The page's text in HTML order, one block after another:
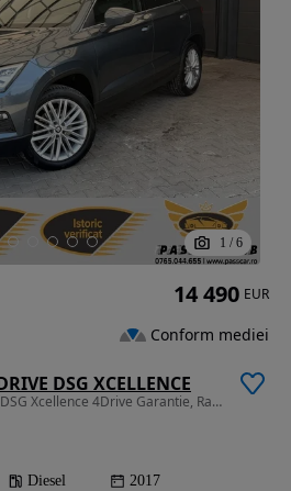
1 / 6
DSG XCELLENCE
1968 cm3 • 190 CP • 2.0 TDI DSG Xcellence 4Drive Garantie, Rate
Diesel 2017
14 490 EUR
Conform mediei